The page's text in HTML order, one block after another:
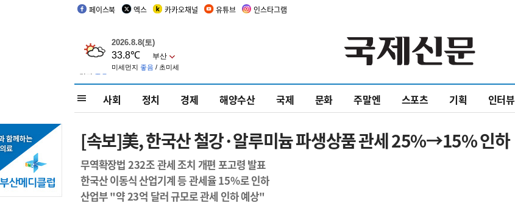
페이스북 엑스 카카오채널 유튜브 인스타그램
사회 정치 경제 해양수산 국제 문화 주말엔 스포츠 기획 인터뷰
[속보]美, 한국산 철강·알루미늄 파생상품 관세 25%→15% 인하
무역확장법 232조 관세 조치 개편 포고령 발표
한국산 이동식 산업기계 등 관세율 15%로 인하
산업부 "약 23억 달러 규모로 관세 인하 예상"